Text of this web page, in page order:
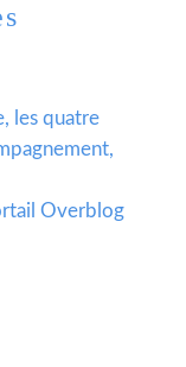
les quatre
Overblog